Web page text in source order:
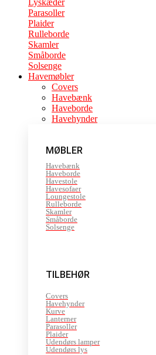
Lyskæder
Parasoller
Plaider
Rulleborde
Skamler
Småborde
Solsenge
Havemøbler
Covers
Havebænk
Haveborde
Havehynder
MØBLER
Havebænk
Haveborde
Havestole
Havesofaer
Loungestole
Rulleborde
Skamler
Småborde
Solsenge
TILBEHØR
Covers
Havehynder
Kurve
Lanterner
Parasoller
Plaider
Udendørs lamper
Udendørs lys